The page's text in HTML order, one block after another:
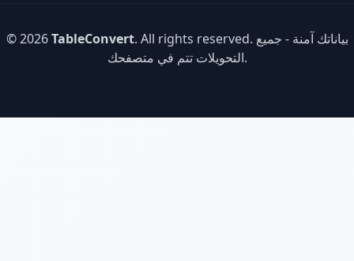
© 2026TableConvert. All rights reserved. بياناتك آمنة - جميع
التحويلات تتم في متصفحك.